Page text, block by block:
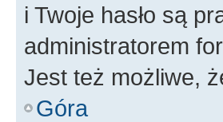
i Twoje hasło są
administratorem
Jest też możliwe,
Góra